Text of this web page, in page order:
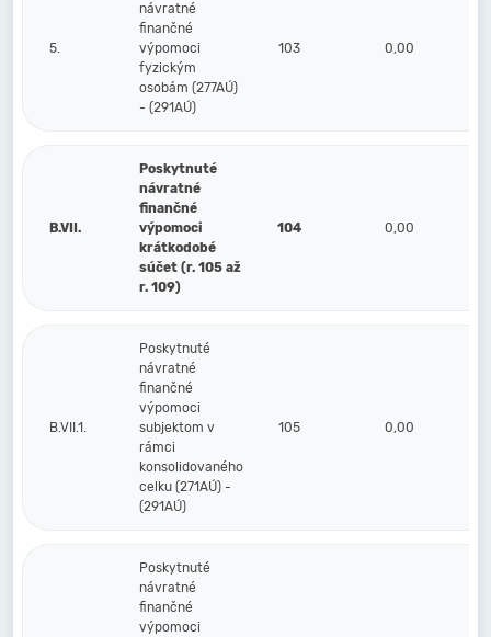
5.
návratné
finančné
výpomoci
fyzickým
osobám (277AÚ)
- (291AÚ)
103 0,00
B.VII.
Poskytnuté
návratné
finančné
výpomoci
krátkodobé
súčet (r. 105 až
r. 109)
104 0,00
B.VII.1.
Poskytnuté
návratné
finančné
výpomoci
subjektom v
rámci
konsolidovaného
celku (271AÚ) -
(291AÚ)
105 0,00
Poskytnuté
návratné
finančné
výpomoci